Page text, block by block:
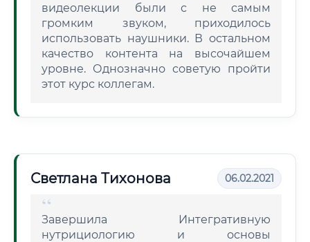
видеолекции были с не самым
громким звуком, приходилось
использовать наушники. В остальном
качество контента на высочайшем
уровне. Однозначно советую пройти
этот курс коллегам.
Светлана Тихонова 06.02.2021
Завершила Интегративную
нутрициологию и основы